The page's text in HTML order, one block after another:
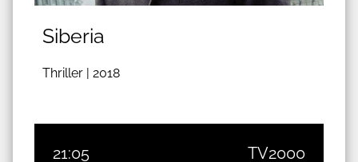
Siberia
Thriller | 2018
21:05 TV2000